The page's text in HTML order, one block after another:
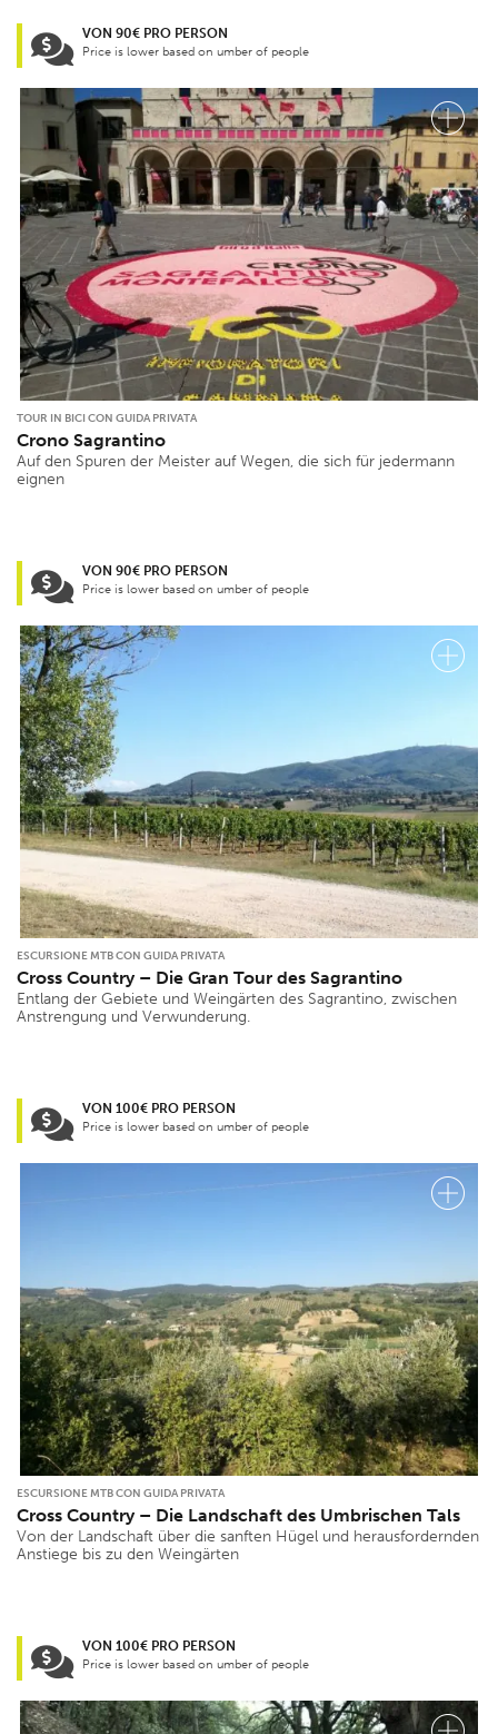
VON 90€ PRO PERSON
Price is lower based on umber of people
TOUR IN BICI CON GUIDA PRIVATA
Crono Sagrantino
Auf den Spuren der Meister auf Wegen, die sich für jedermann
eignen
VON 90€ PRO PERSON
Price is lower based on umber of people
ESCURSIONE MTB CON GUIDA PRIVATA
Cross Country – Die Gran Tour des Sagrantino
Entlang der Gebiete und Weingärten des Sagrantino, zwischen
Anstrengung und Verwunderung.
VON 100€ PRO PERSON
Price is lower based on umber of people
ESCURSIONE MTB CON GUIDA PRIVATA
Cross Country – Die Landschaft des Umbrischen Tals
Von der Landschaft über die sanften Hügel und herausfordernden
Anstiege bis zu den Weingärten
VON 100€ PRO PERSON
Price is lower based on umber of people